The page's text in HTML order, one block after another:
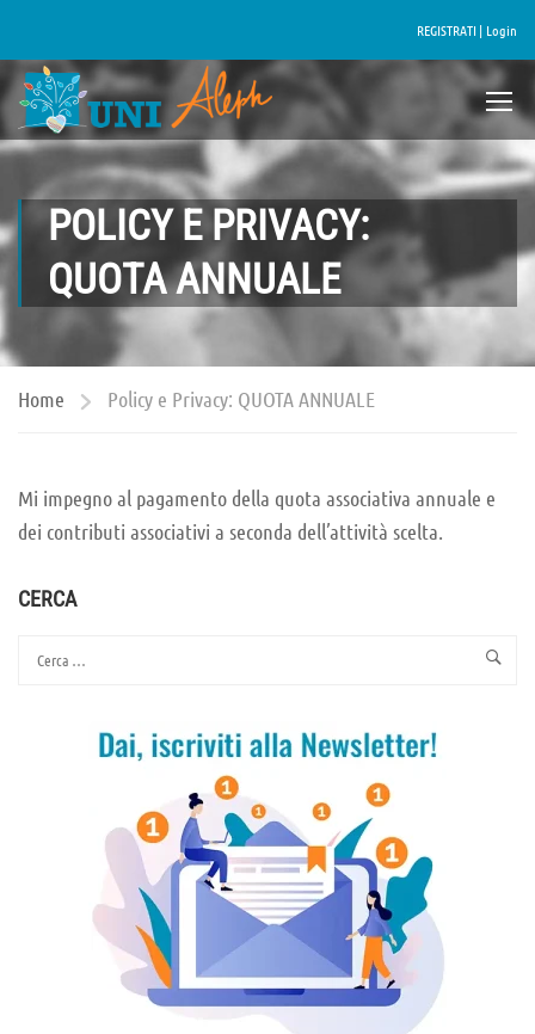
REGISTRATI | Login
POLICY E PRIVACY:
QUOTA ANNUALE
Home Policy e Privacy: QUOTA ANNUALE
Mi impegno al pagamento della quota associativa annuale e
dei contributi associativi a seconda dell’attività scelta.
CERCA